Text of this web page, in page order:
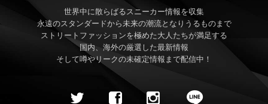
世界中に散らばるスニーカー情報を収集
永遠のスタンダードから未来の潮流となりうるものまで
ストリートファッションを極めた大人たちが満足する
国内、海外の厳選した最新情報
そして噂やリークの未確定情報まで配信中！